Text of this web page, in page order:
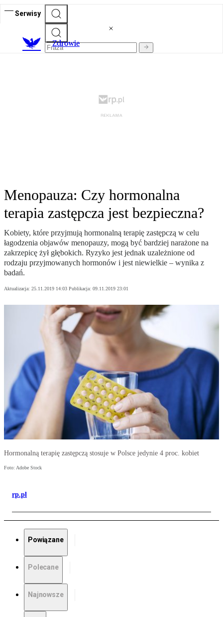
Serwisy
Zdrowie
Menopauza: Czy hormonalna
terapia zastępcza jest bezpieczna?
Kobiety, które przyjmują hormonalną terapię zastępczą w celu
łagodzenia objawów menopauzy, mogą być bardziej narażone na
zakrzepicę żył głębokich. Ryzyko jest jednak uzależnione od
rodzaju przyjmowanych hormonów i jest niewielkie – wynika z
badań.
Aktualizacja: 25.11.2019 14:03 Publikacja: 09.11.2019 23:01
Hormonalną terapię zastępczą stosuje w Polsce jedynie 4 proc. kobiet
Foto: Adobe Stock
rp.pl
Powiązane
Polecane
Najnowsze